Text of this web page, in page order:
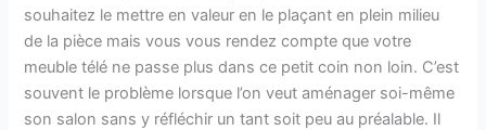
souhaitez le mettre en valeur en le plaçant en plein milieu
de la pièce mais vous vous rendez compte que votre
meuble télé ne passe plus dans ce petit coin non loin. C’est
souvent le problème lorsque l’on veut aménager soi-même
son salon sans y réfléchir un tant soit peu au préalable. Il